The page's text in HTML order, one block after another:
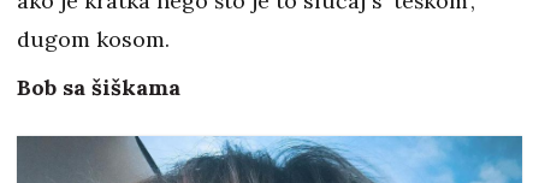
dugom kosom.
Bob sa šiškama